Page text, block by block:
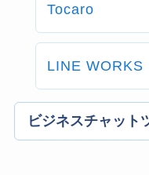
Tocaro
LINE WORKS
ビジネスチャット